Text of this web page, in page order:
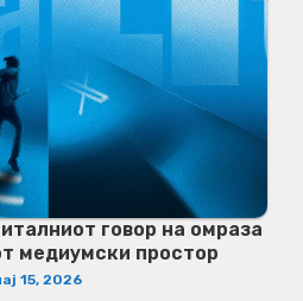
говор на омраза
медиумски простор
15, 2026